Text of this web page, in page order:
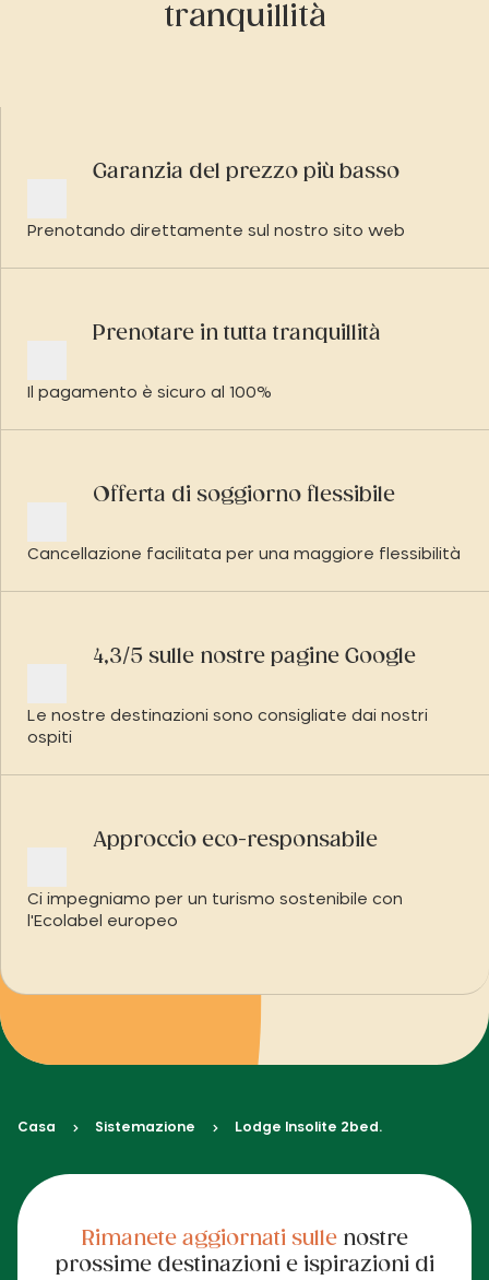
tranquillità
Garanzia del prezzo più basso
Prenotando direttamente sul nostro sito web
Prenotare in tutta tranquillità
Il pagamento è sicuro al 100%
Offerta di soggiorno flessibile
Cancellazione facilitata per una maggiore flessibilità
4,3/5 sulle nostre pagine Google
Le nostre destinazioni sono consigliate dai nostri
ospiti
Approccio eco-responsabile
Ci impegniamo per un turismo sostenibile con
l'Ecolabel europeo
Casa Sistemazione Lodge Insolite 2bed.
Rimanete aggiornati sullenostre
prossime destinazioni e ispirazioni di